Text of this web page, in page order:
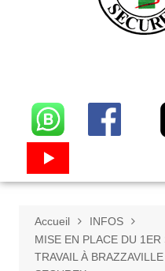
Accueil
INFOS
MISE EN PLACE DU
TRAVAIL À